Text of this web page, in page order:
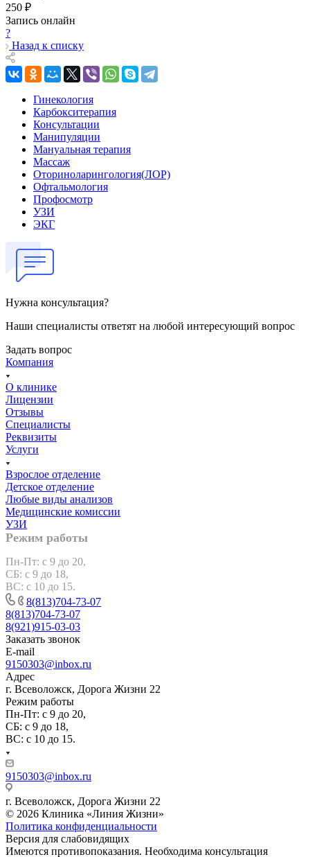
250 ₽
Запись онлайн
?
Назад к списку
Гинекология
Карбокситерапия
Консультации
Манипуляции
Мануальная терапия
Массаж
Оториноларингология(ЛОР)
Офтальмология
Профосмотр
УЗИ
ЭКГ
Нужна консультация?
Наши специалисты ответят на любой интересующий вопрос
Задать вопрос
Компания
О клинике
Лицензии
Отзывы
Специалисты
Реквизиты
Услуги
Взрослое отделение
Детское отделение
Любые виды анализов
Медицинские комиссии
УЗИ
Режим работы
Пн-Пт: с 9 до 20,
СБ: с 9 до 18,
ВС: с 10 до 15.
8(813)704-73-07
8(813)704-73-07
8(921)915-03-03
Заказать звонок
E-mail
9150303@inbox.ru
Адрес
г. Всеволожск, Дорога Жизни 22
Режим работы
Пн-Пт: с 9 до 20,
СБ: с 9 до 18,
ВС: с 10 до 15.
9150303@inbox.ru
г. Всеволожск, Дорога Жизни 22
© 2026 Клиника «Линия Жизни»
Политика конфиденциальности
Версия для слабовидящих
Имеются противопоказания. Необходима консультация